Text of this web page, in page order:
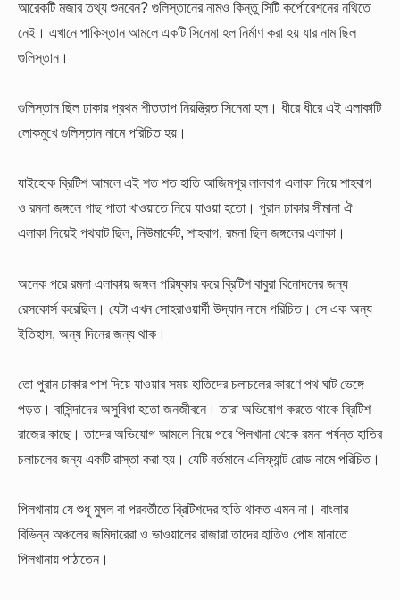
আরেকটি মজার তথ্য শুনবেন? গুলিস্তানের নামও কিন্তু সিটি কর্পোরেশনের নথিতে
নেই। এখানে পাকিস্তান আমলে একটি সিনেমা হল নির্মাণ করা হয় যার নাম ছিল
গুলিস্তান।
গুলিস্তান ছিল ঢাকার প্রথম শীততাপ নিয়ন্ত্রিত সিনেমা হল। ধীরে ধীরে এই এলাকাটি
লোকমুখে গুলিস্তান নামে পরিচিত হয়।
যাইহোক ব্রিটিশ আমলে এই শত শত হাতি আজিমপুর লালবাগ এলাকা দিয়ে শাহবাগ
ও রমনা জঙ্গলে গাছ পাতা খাওয়াতে নিয়ে যাওয়া হতো। পুরান ঢাকার সীমানা ঐ
এলাকা দিয়েই পথঘাট ছিল, নিউমার্কেট, শাহবাগ, রমনা ছিল জঙ্গলের এলাকা।
অনেক পরে রমনা এলাকায় জঙ্গল পরিষ্কার করে ব্রিটিশ বাবুরা বিনোদনের জন্য
রেসকোর্স করেছিল। যেটা এখন সোহরাওয়ার্দী উদ্যান নামে পরিচিত। সে এক অন্য
ইতিহাস, অন্য দিনের জন্য থাক।
তো পুরান ঢাকার পাশ দিয়ে যাওয়ার সময় হাতিদের চলাচলের কারণে পথ ঘাট ভেঙ্গে
পড়ত। বাসিন্দাদের অসুবিধা হতো জনজীবনে। তারা অভিযোগ করতে থাকে ব্রিটিশ
রাজের কাছে। তাদের অভিযোগ আমলে নিয়ে পরে পিলখানা থেকে রমনা পর্যন্ত হাতির
চলাচলের জন্য একটি রাস্তা করা হয়। যেটি বর্তমানে এলিফ্যান্ট রোড নামে পরিচিত।
পিলখানায় যে শুধু মুঘল বা পরবর্তীতে ব্রিটিশদের হাতি থাকত এমন না। বাংলার
বিভিন্ন অঞ্চলের জমিদারেরা ও ভাওয়ালের রাজারা তাদের হাতিও পোষ মানাতে
পিলখানায় পাঠাতেন।